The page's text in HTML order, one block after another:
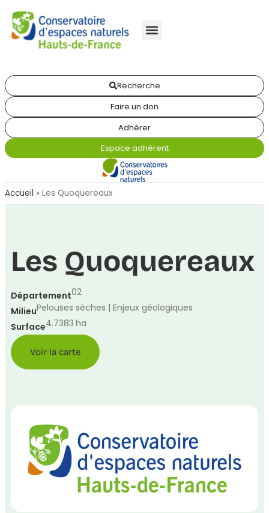
Recherche
Faire un don
Adhérer
Espace adhérent
Accueil » Les Quoquereaux
Les Quoquereaux
Département02
MilieuPelouses sèches | Enjeux géologiques
Surface4.7383 ha
Voir la carte